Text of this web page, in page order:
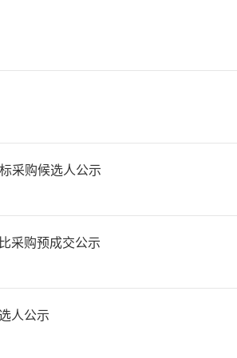
采购候选人公示
采购预成交公示
人公示